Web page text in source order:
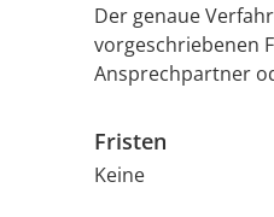
Der genaue
vorgeschriebenen
Ansprechpartner
Fristen
Keine